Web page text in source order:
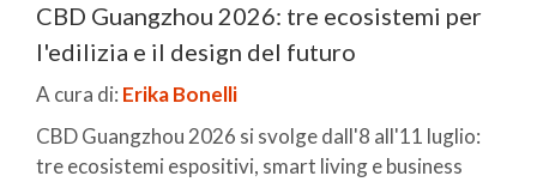
CBD Guangzhou 2026: tre ecosistemi per
l'edilizia e il design del futuro
A cura di: Erika Bonelli
CBD Guangzhou 2026 si svolge dall'8 all'11 luglio:
tre ecosistemi espositivi, smart living e business